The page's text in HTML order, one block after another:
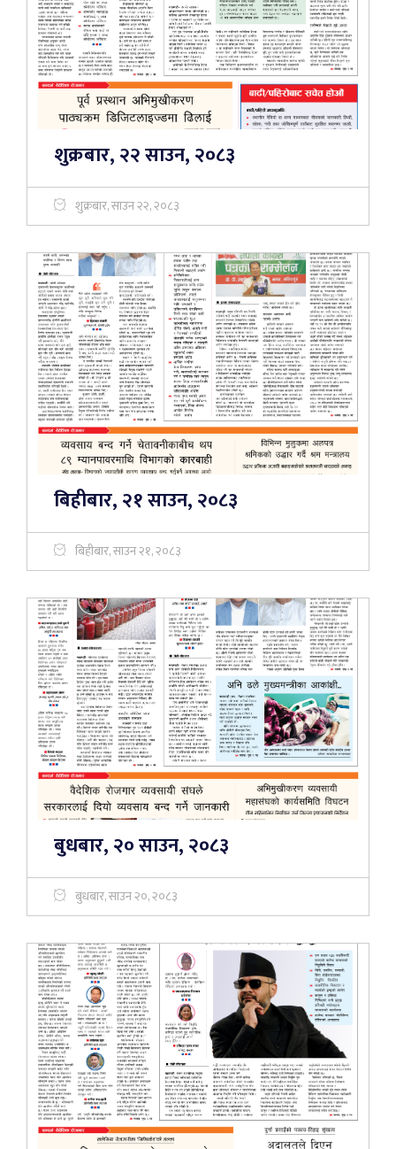
शुक्रबार, २२ साउन, २०८३
शुक्रबार, साउन २२, २०८३
बिहीबार, २१ साउन, २०८३
बिहीबार, साउन २१, २०८३
बुधबार, २० साउन, २०८३
बुधबार, साउन २०, २०८३